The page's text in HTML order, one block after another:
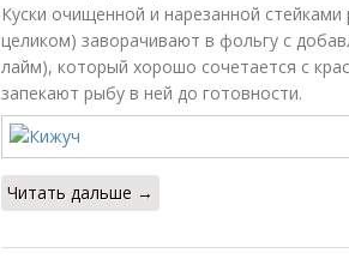
Куски очищенной и нарезанной
целиком) заворачивают в фольгу с
лайм), который хорошо сочетается с
запекают рыбу в ней до готовности.
Читать дальше →